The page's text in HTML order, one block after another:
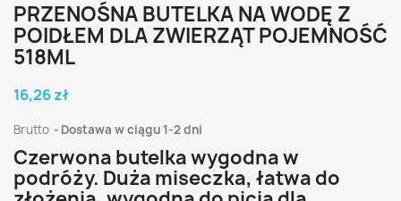
PRZENOŚNA BUTELKA NA WODĘ Z
POIDŁEM DLA ZWIERZĄT POJEMNOŚĆ
518ML
16,26 zł
Brutto Dostawa w ciągu 1-2 dni
Czerwona butelka wygodna w
podróży. Duża miseczka, łatwa do